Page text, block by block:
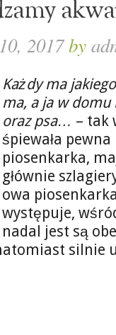
2017by
Każdy ma
ma, a ja w
oraz psa… – tak
śpiewała
piosenkarka,
głównie
owa
występuje,
nadal jest są